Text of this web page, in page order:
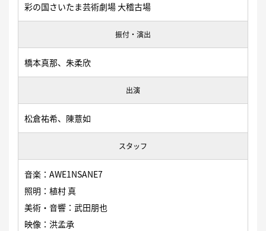
彩の国さいたま芸術劇場 大稽古場
振付・演出
橋本真那、朱柔欣
出演
松倉祐希、陳薏如
スタッフ
音楽：AWE1NSANE7
照明：植村 真
美術・音響：武田朋也
映像：洪孟承